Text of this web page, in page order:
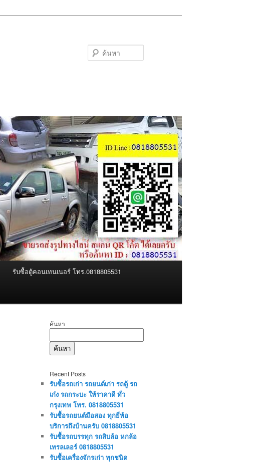
รับซื้อตู้คอนเทนเนอร์ โทร.0818805531
ค้นหา
ค้นหา
Recent Posts
รับซื้อรถเก่า รถยนต์เก่า รถตู้ รถ
เก๋ง รถกระบะ ให้ราคาดี ทั่ว
กรุงเทพ โทร. 0818805531
รับซื้อรถยนต์มือสอง ทุกยี่ห้อ
บริการถึงบ้านครับ 0818805531
รับซื้อรถบรรทุก รถสิบล้อ หกล้อ
เทรลเลอร์ 0818805531
รับซื้อเครื่องจักรเก่า ทุกชนิด